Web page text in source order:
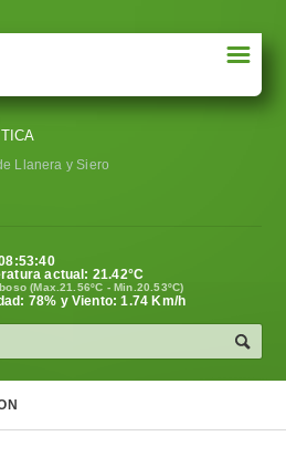
☰
Llanera y Siero
actual: 21.42°C
(Max.21.56ºC - Min.20.53ºC)
78% y Viento: 1.74 Km/h